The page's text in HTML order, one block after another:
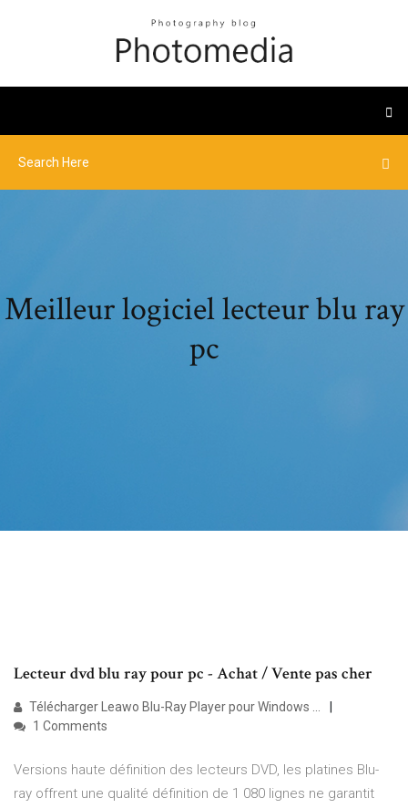
Meilleur logiciel lecteur blu ray
pc
Lecteur dvd blu ray pour pc - Achat / Vente pas cher
Télécharger Leawo Blu-Ray Player pour Windows ...
1 Comments
Versions haute définition des lecteurs DVD, les platines Blu-
ray offrent une qualité définition de 1 080 lignes ne garantit